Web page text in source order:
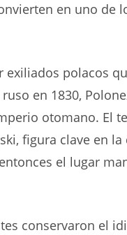
en uno de
exiliados polacos
en 1830,
otomano. El
figura clave en la
el lugar
conservaron el